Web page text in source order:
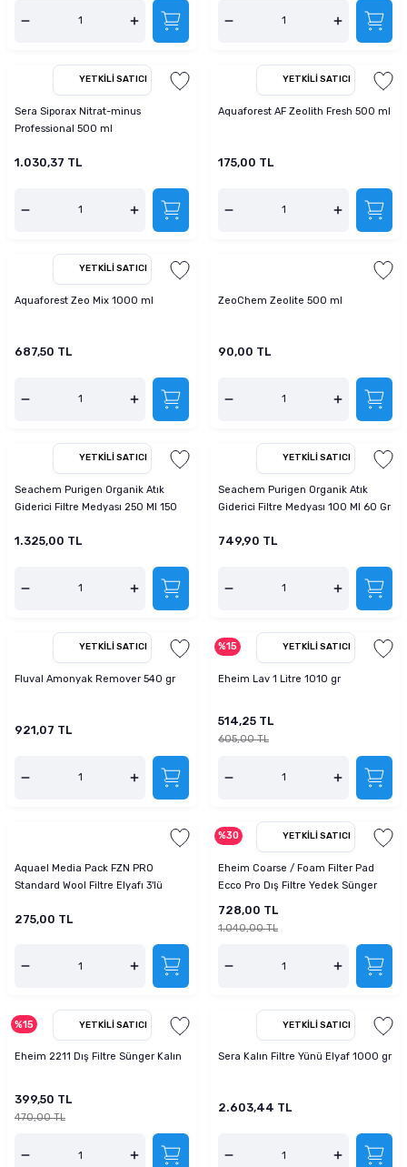
YETKILI SATICI
Sera Siporax Nitrat-minus
Professional 500 ml
1.030,37 TL
YETKILI SATICI
Aquaforest AF Zeolith Fresh 500 ml
175,00 TL
YETKILI SATICI
Aquaforest Zeo Mix 1000 ml
687,50 TL
ZeoChem Zeolite 500 ml
90,00 TL
YETKILI SATICI
Seachem Purigen Organik Atık
Giderici Filtre Medyası 250 Ml 150
1.325,00 TL
YETKILI SATICI
Seachem Purigen Organik Atık
Giderici Filtre Medyası 100 Ml 60 Gr
749,90 TL
YETKILI SATICI
Fluval Amonyak Remover 540 gr
921,07 TL
%15 YETKILI SATICI
Eheim Lav 1 Litre 1010 gr
514,25 TL
605,00 TL
Aquael Media Pack FZN PRO
Standard Wool Filtre Elyafı 3'lü
275,00 TL
%30 YETKILI SATICI
Eheim Coarse / Foam Filter Pad
Ecco Pro Dış Filtre Yedek Sünger
728,00 TL
1.040,00 TL
%15 YETKILI SATICI
Eheim 2211 Dış Filtre Sünger Kalın
399,50 TL
470,00 TL
YETKILI SATICI
Sera Kalın Filtre Yünü Elyaf 1000 gr
2.603,44 TL